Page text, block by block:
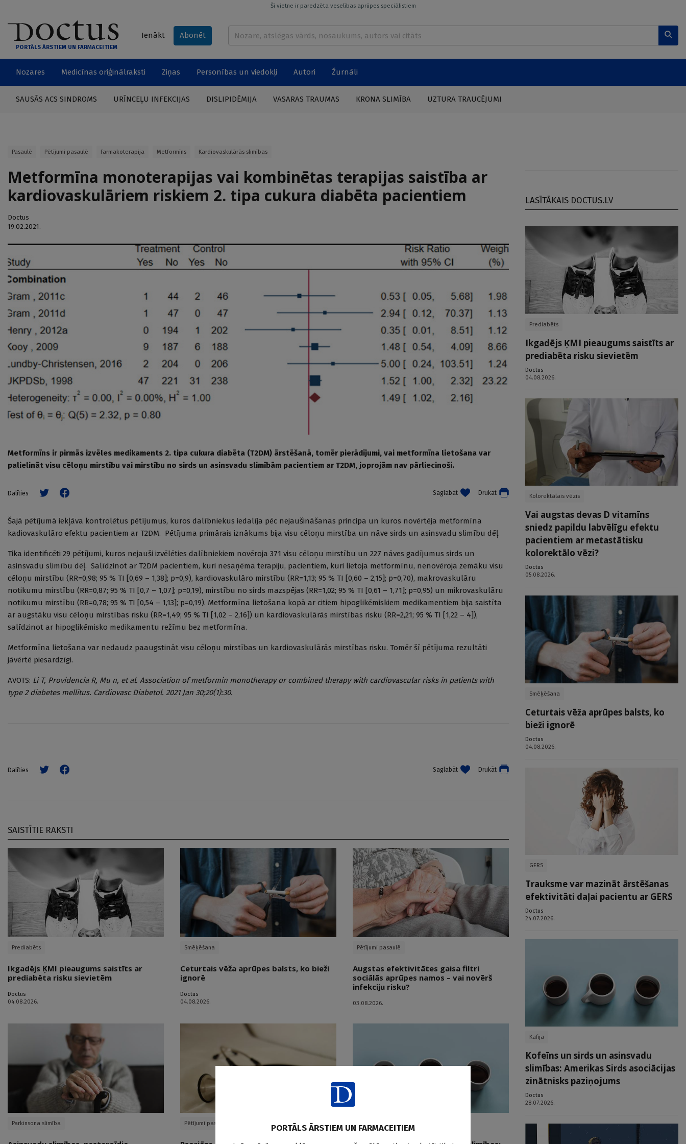
Šī vietne ir paredzēta veselības aprūpes speciālistiem
PORTĀLS ĀRSTIEM UN FARMACEITIEM
Ienākt Abonēt
Nozares Medicīnas oriģinālraksti Ziņas Personības un viedokļi Autori Žurnāli
SAUSĀS ACS SINDROMS URĪNCEĻU INFEKCIJAS DISLIPIDĒMIJA VASARAS TRAUMAS KRONA SLIMĪBA UZTURA TRAUCĒJUMI
Pasaulē Pētījumi pasaulē Farmakoterapija Metformīns Kardiovaskulārās slimības
Metformīna monoterapijas vai kombinētas terapijas saistība ar
kardiovaskulāriem riskiem 2. tipa cukura diabēta pacientiem
Doctus
19.02.2021.
Metformīns ir pirmās izvēles medikaments 2. tipa cukura diabēta (T2DM) ārstēšanā, tomēr pierādījumi, vai metformīna lietošana var
palielināt visu cēloņu mirstību vai mirstību no sirds un asinsvadu slimībām pacientiem ar T2DM, joprojām nav pārliecinoši.
Dalīties Saglabāt Drukāt
Šajā pētījumā iekļāva kontrolētus pētījumus, kuros dalībniekus iedalīja pēc nejaušināšanas principa un kuros novērtēja metformīna
kadiovaskulāro efektu pacientiem ar T2DM. Pētījuma primārais iznākums bija visu cēloņu mirstība un nāve sirds un asinsvadu slimību dēļ.
Tika identificēti 29 pētījumi, kuros nejauši izvēlēties dalībniekiem novēroja 371 visu cēloņu mirstību un 227 nāves gadījumus sirds un
asinsvadu slimību dēļ. Salīdzinot ar T2DM pacientiem, kuri nesaņēma terapiju, pacientiem, kuri lietoja metformīnu, nenovēroja zemāku visu
cēloņu mirstību (RR=0,98; 95 % TI [0,69 – 1,38]; p=0,9), kardiovaskulāro mirstību (RR=1,13; 95 % TI [0,60 – 2,15]; p=0,70), makrovaskulāru
notikumu mirstību (RR=0,87; 95 % TI [0,7 – 1,07]; p=0,19), mirstību no sirds mazspējas (RR=1,02; 95 % TI [0,61 – 1,71]; p=0,95) un mikrovaskulāru
notikumu mirstību (RR=0,78; 95 % TI [0,54 – 1,13]; p=0,19). Metformīna lietošana kopā ar citiem hipoglikēmiskiem medikamentiem bija saistīta
ar augstāku visu cēloņu mirstības risku (RR=1,49; 95 % TI [1,02 – 2,16]) un kardiovaskulārās mirstības risku (RR=2,21; 95 % TI [1,22 – 4]),
salīdzinot ar hipoglikēmisko medikamentu režīmu bez metformīna.
Metformīna lietošana var nedaudz paaugstināt visu cēloņu mirstības un kardiovaskulārās mirstības risku. Tomēr šī pētījuma rezultāti
jāvērtē piesardzīgi.
AVOTS: Li T, Providencia R, Mu n, et al. Association of metformin monotherapy or combined therapy with cardiovascular risks in patients with
type 2 diabetes mellitus. Cardiovasc Diabetol. 2021 Jan 30;20(1):30.
Dalīties Saglabāt Drukāt
SAISTĪTIE RAKSTI
Prediabēts
Ikgadējs ĶMI pieaugums saistīts ar
prediabēta risku sievietēm
Doctus
04.08.2026.
Smēķēšana
Ceturtais vēža aprūpes balsts, ko bieži
ignorē
Doctus
04.08.2026.
Pētījumi pasaulē
Augstas efektivitātes gaisa filtri
sociālās aprūpes namos – vai novērš
infekciju risku?
03.08.2026.
Parkinsona slimība Pētījumi pasaulē
LASĪTĀKAIS DOCTUS.LV
Prediabēts
Ikgadējs ĶMI pieaugums saistīts ar
prediabēta risku sievietēm
Doctus
04.08.2026.
Kolorektālais vēzis
Vai augstas devas D vitamīns
sniedz papildu labvēlīgu efektu
pacientiem ar metastātisku
kolorektālo vēzi?
Doctus
05.08.2026.
Smēķēšana
Ceturtais vēža aprūpes balsts, ko
bieži ignorē
Doctus
04.08.2026.
GERS
Trauksme var mazināt ārstēšanas
efektivitāti daļai pacientu ar GERS
Doctus
24.07.2026.
Kafija
Kofeīns un sirds un asinsvadu
slimības: Amerikas Sirds asociācijas
zinātnisks paziņojums
Doctus
28.07.2026.
PORTĀLS ĀRSTIEM UN FARMACEITIEM